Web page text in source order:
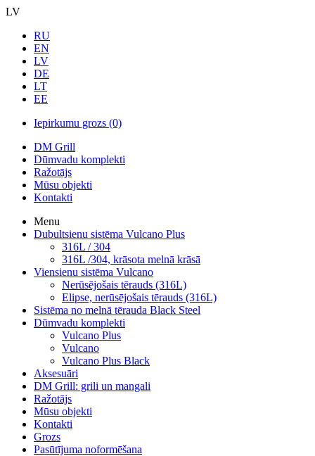
LV
RU
EN
LV
DE
LT
EE
Iepirkumu grozs (0)
DM Grill
Dūmvadu komplekti
Ražotājs
Mūsu objekti
Kontakti
Menu
Dubultsienu sistēma Vulcano Plus
316L / 304
316L /304, krāsota melnā krāsā
Viensienu sistēma Vulcano
Nerūsējošais tērauds (316L)
Elipse, nerūsējošais tērauds (316L)
Sistēma no melnā tērauda Black Steel
Dūmvadu komplekti
Vulcano Plus
Vulcano
Vulcano Plus Black
Aksesuāri
DM Grill: grili un mangali
Ražotājs
Mūsu objekti
Kontakti
Grozs
Pasūtījuma noformēšana